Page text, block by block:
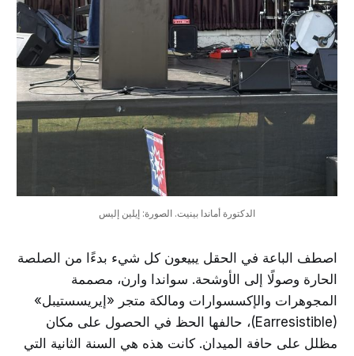
الدكتورة أماندا بينيت. الصورة: إيلين إليس
اصطف الباعة في الحقل يبيعون كل شيء بدءًا من الصلصة
الحارة وصولًا إلى الأوشحة. سواندا وارن، مصممة
المجوهرات والإكسسوارات ومالكة متجر «إيريسستيبل»
(Earresistible)، حالفها الحظ في الحصول على مكان
مظلل على حافة الميدان. كانت هذه هي السنة الثانية التي